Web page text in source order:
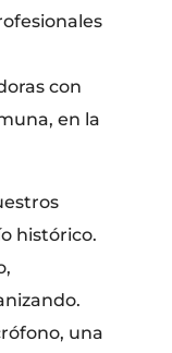
con
en la
histórico.
una